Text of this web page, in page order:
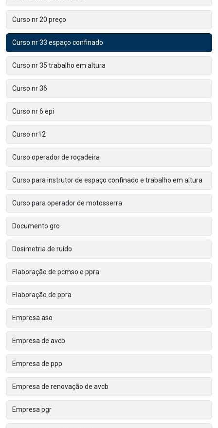
Curso nr 20 preço
Curso nr 33 espaço confinado
Curso nr 35 trabalho em altura
Curso nr 36
Curso nr 6 epi
Curso nr12
Curso operador de roçadeira
Curso para instrutor de espaço confinado e trabalho em altura
Curso para operador de motosserra
Documento gro
Dosimetria de ruído
Elaboração de pcmso e ppra
Elaboração de ppra
Empresa aso
Empresa de avcb
Empresa de ppp
Empresa de renovação de avcb
Empresa pgr